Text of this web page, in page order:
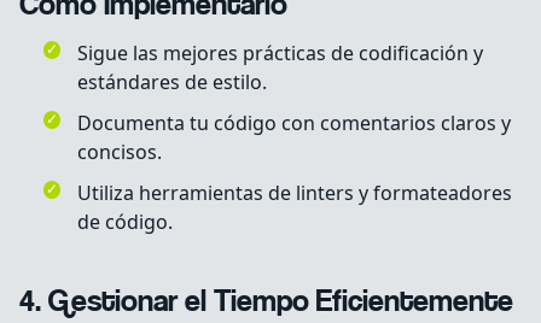
Cómo Implementarlo
Sigue las mejores prácticas de codificación y
estándares de estilo.
Documenta tu código con comentarios claros y
concisos.
Utiliza herramientas de linters y formateadores
de código.
4. Gestionar el Tiempo Eficientemente